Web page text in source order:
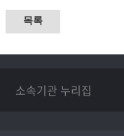
목록
소속기관 누리집